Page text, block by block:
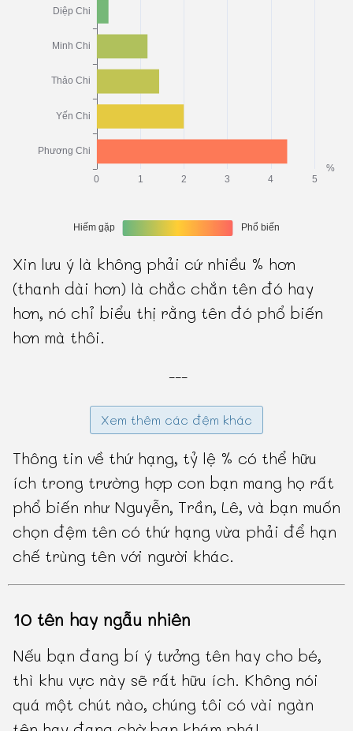
Xin lưu ý là không phải cứ nhiều % hơn
(thanh dài hơn) là chắc chắn tên đó hay
hơn, nó chỉ biểu thị rằng tên đó phổ biến
hơn mà thôi.
---
Xem thêm các đệm khác
Thông tin về thứ hạng, tỷ lệ % có thể hữu
ích trong trường hợp con bạn mang họ rất
phổ biến như Nguyễn, Trần, Lê, và bạn muốn
chọn đệm tên có thứ hạng vừa phải để hạn
chế trùng tên với người khác.
10 tên hay ngẫu nhiên
Nếu bạn đang bí ý tưởng tên hay cho bé,
thì khu vực này sẽ rất hữu ích. Không nói
quá một chút nào, chúng tôi có vài ngàn